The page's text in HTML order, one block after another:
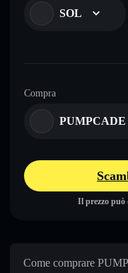
SOL
Compra
PUMPCADE
Il prezzo può
Come comprare